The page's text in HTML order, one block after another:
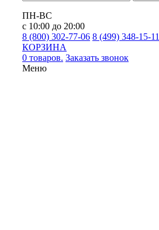
ПН-ВС
с 10:00 до 20:00
8 (800) 302-77-06 8 (499) 348-15-11
КОРЗИНА
0 товаров. Заказать звонок
Меню